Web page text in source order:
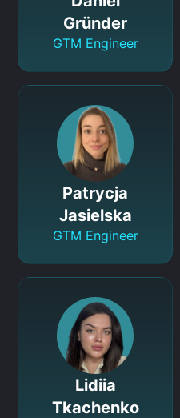
Gründer
GTM Engineer
Patrycja
Jasielska
GTM Engineer
Lidiia
Tkachenko